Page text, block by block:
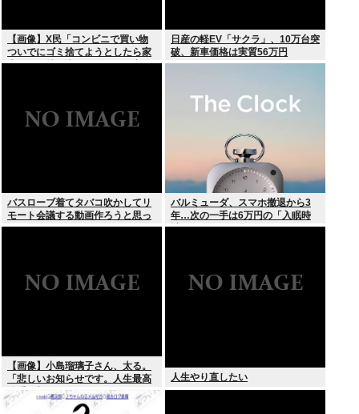
【画像】X民「コンビニで買い物
ついでにゴミ捨てようとしたら家
庭ゴミの持ち込みはダメって言わ
日産の軽EV「サクラ」、10万台突
破、新車価格は実質56万円
バスローブ着てタバコ吹かしてリ
モート会議する動画作ろうと思っ
てるんだが
バルミューダ、スマホ撤退から3
年…次の一手は6万円の「入眠時
計」
【画像】小島瑠璃子さん、太る。
「悲しいお知らせです。人生最高
体重更新しました！デニムがきつ
いw」
人生やり直したい